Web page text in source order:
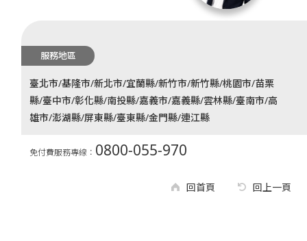
服務地區
臺北市/基隆市/新北市/宜蘭縣/新竹市/新竹縣/桃園市/苗栗
縣/臺中市/彰化縣/南投縣/嘉義市/嘉義縣/雲林縣/臺南市/高
雄市/澎湖縣/屏東縣/臺東縣/金門縣/連江縣
免付費服務專線： 0800-055-970
回首頁 回上一頁